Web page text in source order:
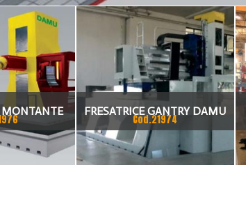
MONTANTE
FRESATRICE GANTRY DAMU
Cod.21974